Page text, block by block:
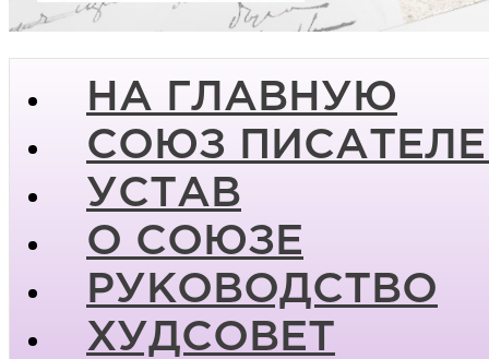
НА ГЛАВНУЮ
СОЮЗ
УСТАВ
О СОЮЗЕ
РУКОВОДСТВО
ХУДСОВЕТ